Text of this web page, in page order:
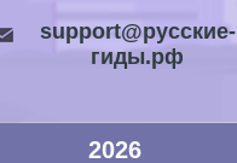
support@русские-
гиды.рф
2026